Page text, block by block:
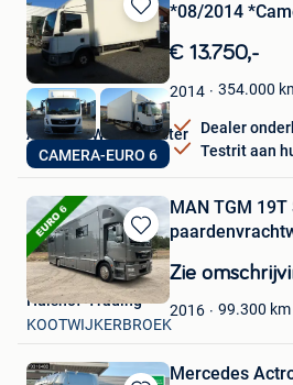
Bewaren
in
Favorieten
CAMERA-EURO 6
*08/2014
€ 13.750,-
2014 354.000
Dealer
Testrit aan
Autos Az Waasmunster
Waasmunster
Bewaren
in
Mijn
Favorieten
MAN TGM
Zie
2016 99.300 km
Hulshof-Trading
KOOTWIJKERBROEK
Mercedes